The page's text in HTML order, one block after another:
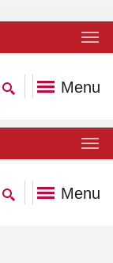
Menu
Menu